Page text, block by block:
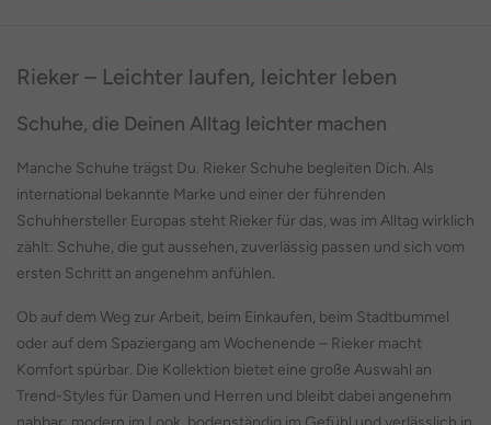
Rieker – Leichter laufen, leichter leben
Schuhe, die Deinen Alltag leichter machen
Manche Schuhe trägst Du. Rieker Schuhe begleiten Dich. Als
international bekannte Marke und einer der führenden
Schuhhersteller Europas steht Rieker für das, was im Alltag wirklich
zählt: Schuhe, die gut aussehen, zuverlässig passen und sich vom
ersten Schritt an angenehm anfühlen.
Ob auf dem Weg zur Arbeit, beim Einkaufen, beim Stadtbummel
oder auf dem Spaziergang am Wochenende – Rieker macht
Komfort spürbar. Die Kollektion bietet eine große Auswahl an
Trend-Styles für Damen und Herren und bleibt dabei angenehm